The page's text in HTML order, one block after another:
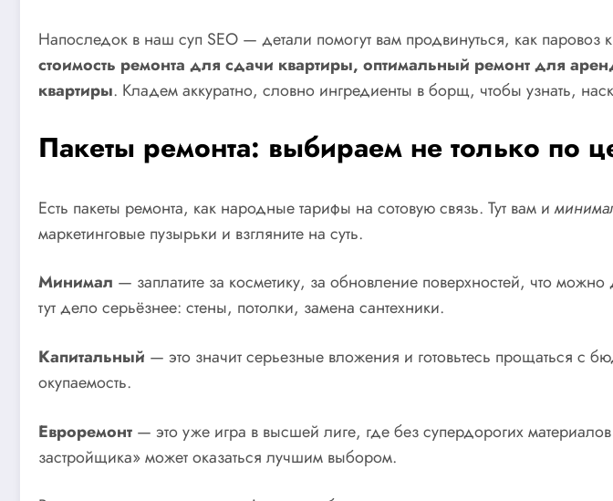
Напоследок в наш суп SEO — детали помогут вам продвинуться, как паровоз
стоимость ремонта для сдачи квартиры, оптимальный ремонт для
квартиры. Кладем аккуратно, словно ингредиенты в борщ, чтобы узнать,
Пакеты ремонта: выбираем не только по
Есть пакеты ремонта, как народные тарифы на сотовую связь. Тут вам и
маркетинговые пузырьки и взгляните на суть.
Минимал — заплатите за косметику, за обновление поверхностей, что
тут дело серьёзнее: стены, потолки, замена сантехники.
Капитальный — это значит серьезные вложения и готовьтесь прощаться с
окупаемость.
Евроремонт — это уже игра в высшей лиге, где без супердорогих
застройщика» может оказаться лучшим выбором.